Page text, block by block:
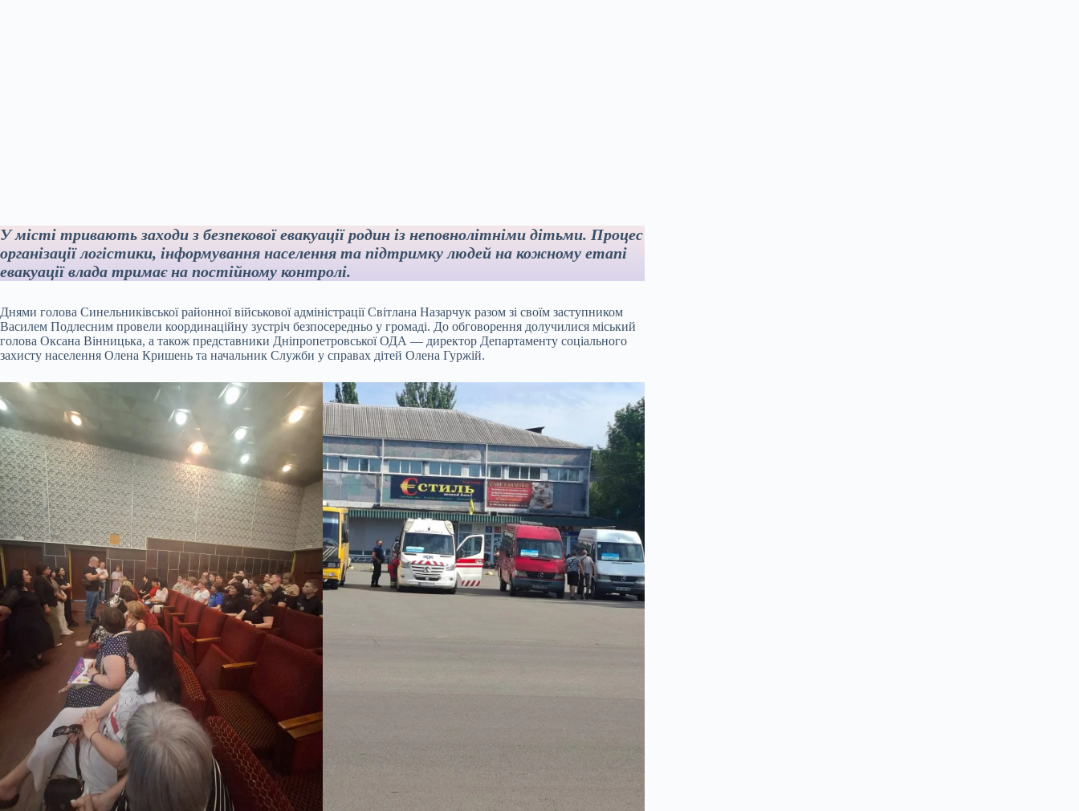
У місті тривають заходи з безпекової евакуації родин із неповнолітніми дітьми. Процес
організації логістики, інформування населення та підтримку людей на кожному етапі
евакуації влада тримає на постійному контролі.
Днями голова Синельниківської районної військової адміністрації Світлана Назарчук разом зі своїм заступником
Василем Подлесним провели координаційну зустріч безпосередньо у громаді. До обговорення долучилися міський
голова Оксана Вінницька, а також представники Дніпропетровської ОДА — директор Департаменту соціального
захисту населення Олена Кришень та начальник Служби у справах дітей Олена Гуржій.